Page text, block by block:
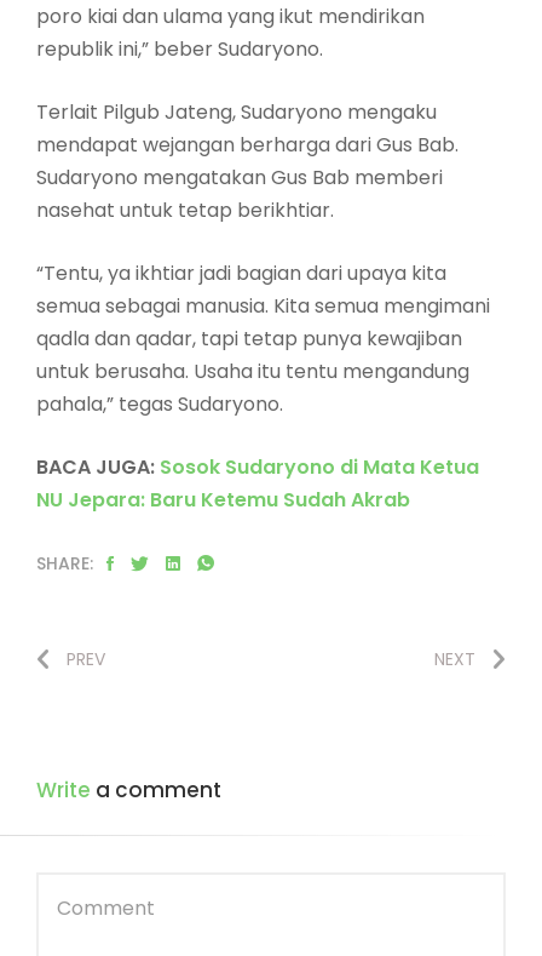
poro kiai dan ulama yang ikut mendirikan
republik ini,” beber Sudaryono.
Terlait Pilgub Jateng, Sudaryono mengaku
mendapat wejangan berharga dari Gus Bab.
Sudaryono mengatakan Gus Bab memberi
nasehat untuk tetap berikhtiar.
“Tentu, ya ikhtiar jadi bagian dari upaya kita
semua sebagai manusia. Kita semua mengimani
qadla dan qadar, tapi tetap punya kewajiban
untuk berusaha. Usaha itu tentu mengandung
pahala,” tegas Sudaryono.
BACA JUGA: Sosok Sudaryono di Mata Ketua
NU Jepara: Baru Ketemu Sudah Akrab
SHARE:
PREV NEXT
Write a comment